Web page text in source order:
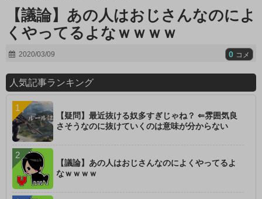
【議論】あの人はおじさんなのによ
くやってるよなｗｗｗｗ
2020/03/09 0 コメ
人気記事ランキング
【疑問】最近抜ける奴多すぎじゃね？ ⇐雰囲気良
さそうなのに抜けていくのは意味が分からない
【議論】あの人はおじさんなのによくやってるよ
なｗｗｗｗ